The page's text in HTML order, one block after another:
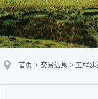
首页 > 交易信息 > 工程建